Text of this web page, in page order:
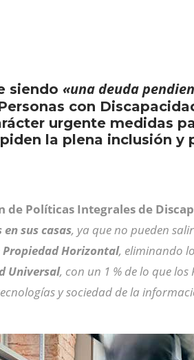
siendo «una deuda
con
urgente medidas
la plena inclusión
Políticas Integrales de
sus casas, ya que no pueden
Horizontal, eliminando
Universal, con un 1 % de lo que
y sociedad de la